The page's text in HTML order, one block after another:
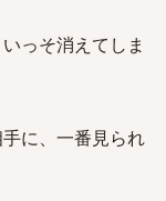
っそ消えてしま
に、一番見られ